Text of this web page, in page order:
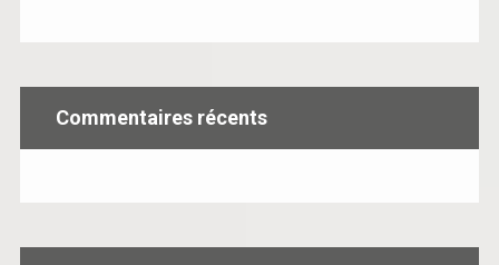
Commentaires récents